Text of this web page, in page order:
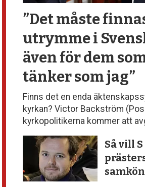
”Det måste
utrymmei
även för dem
tänker som jag”
Finns det en enda
kyrkan? Victor Backström
kyrkopolitikerna kommer att
Så vill